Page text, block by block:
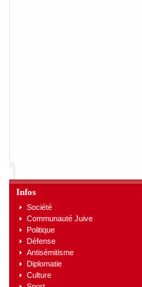
Infos
Société
Communauté Juive
Politique
Défense
Antisémitisme
Diplomatie
Culture